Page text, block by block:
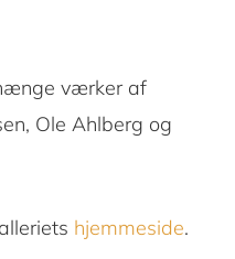
værker af
Ole Ahlberg og
hjemmeside.